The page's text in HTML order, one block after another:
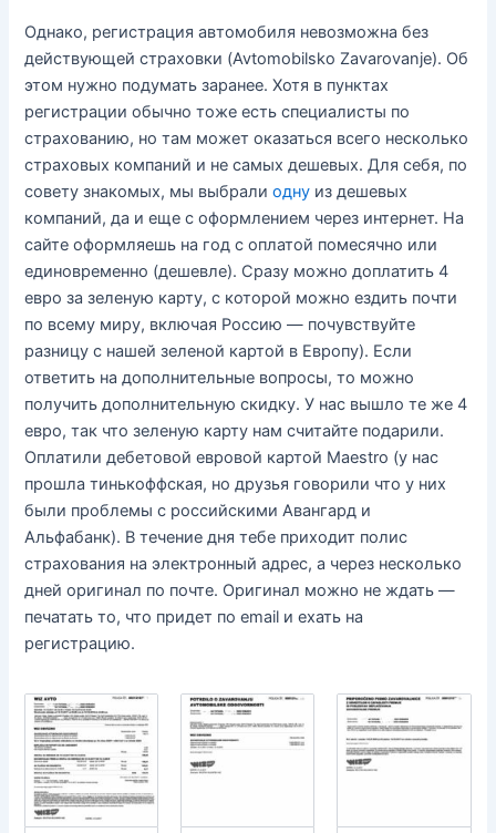
Однако, регистрация автомобиля невозможна без
действующей страховки (Avtomobilsko Zavarovanje). Об
этом нужно подумать заранее. Хотя в пунктах
регистрации обычно тоже есть специалисты по
страхованию, но там может оказаться всего несколько
страховых компаний и не самых дешевых. Для себя, по
совету знакомых, мы выбралиодну из дешевых
компаний, да и еще с оформлением через интернет. На
сайте оформляешь на год с оплатой помесячно или
единовременно (дешевле). Сразу можно доплатить 4
евро за зеленую карту, с которой можно ездить почти
по всему миру, включая Россию — почувствуйте
разницу с нашей зеленой картой в Европу). Если
ответить на дополнительные вопросы, то можно
получить дополнительную скидку. У нас вышло те же 4
евро, так что зеленую карту нам считайте подарили.
Оплатили дебетовой евровой картой Maestro (у нас
прошла тинькоффская, но друзья говорили что у них
были проблемы с российскими Авангард и
Альфабанк). В течение дня тебе приходит полис
страхования на электронный адрес, а через несколько
дней оригинал по почте. Оригинал можно не ждать —
печатать то, что придет по email и ехать на
регистрацию.